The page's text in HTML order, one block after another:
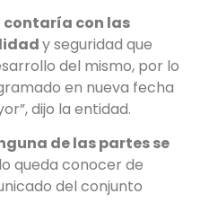
contaría con las
y seguridad que
del mismo, por lo
en nueva fecha
dijo la entidad.
de las partes se
queda conocer de
del conjunto